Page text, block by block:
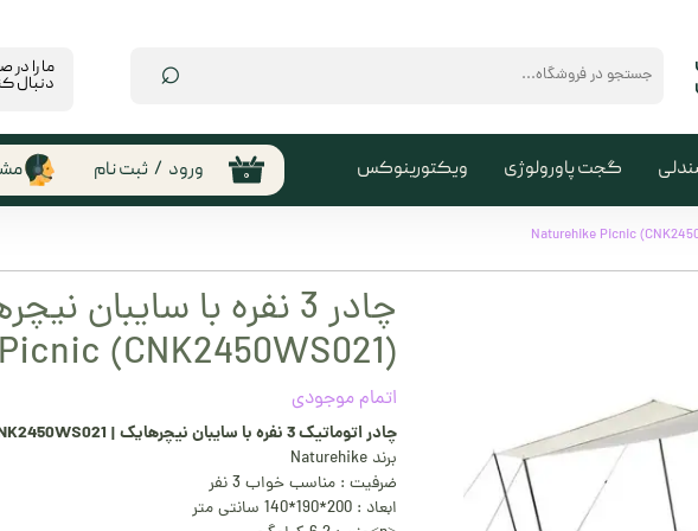
⌕
گجت پاورولوژی ویکتورینوکس ۰ ورود / ثبت نام
حساب کاربری
تغییر گذر واژه
سفارشات
خروج از حساب
​ما را
دنبال
چادر 3 نفره با سایبان
(CNK2450WS021)
اتمام موجودی
چادر اتوماتیک 3 نفره با سایبان نیچرهایک |
برند Naturehike
ضرفیت : مناسب خواب 3 نفر
ابعاد : 200*190*140 سانتی متر